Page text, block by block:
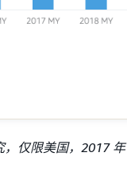
，仅限美国，2017